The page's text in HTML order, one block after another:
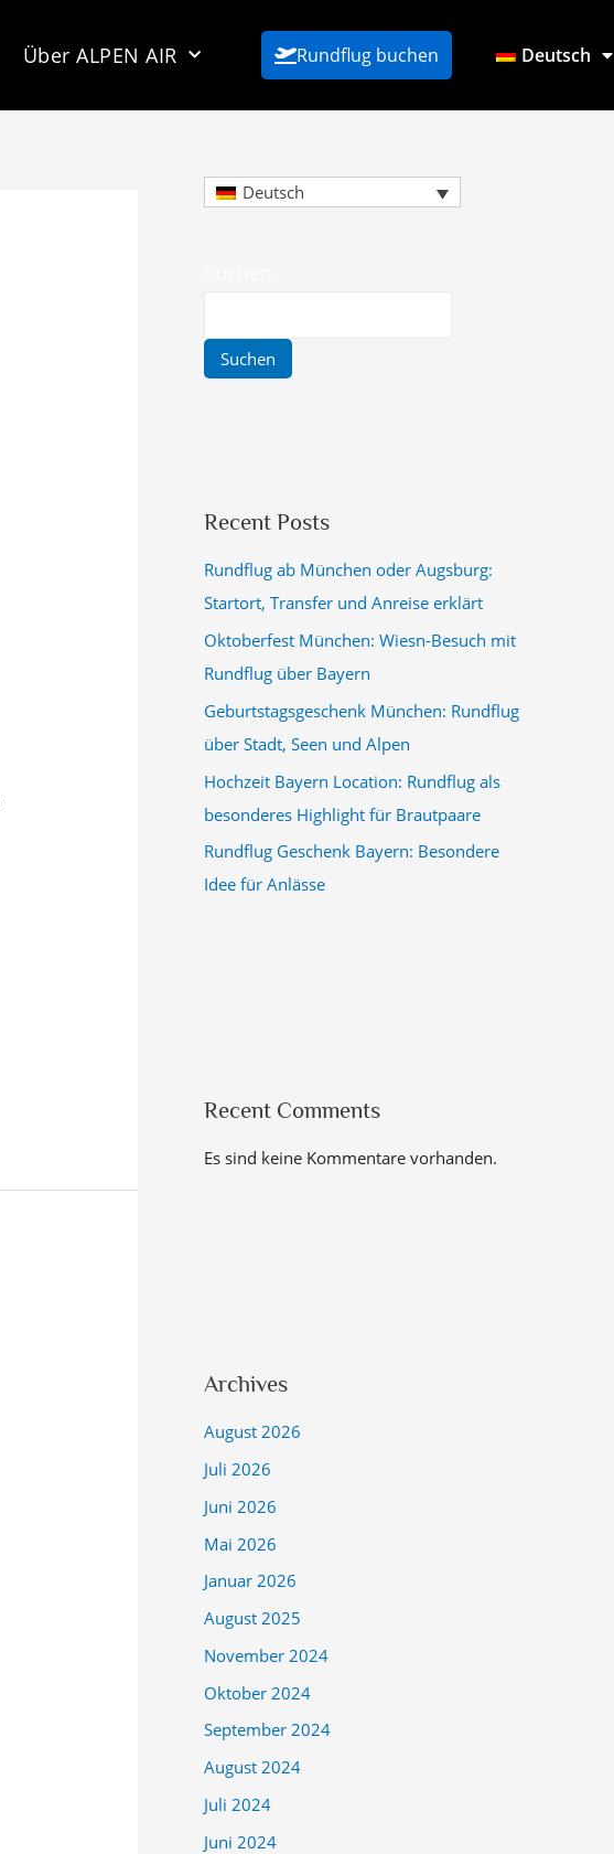
Über ALPEN AIR Rundflug buchen Deutsch
Deutsch
Suchen
Recent Posts
Rundflug ab München oder Augsburg:
Startort, Transfer und Anreise erklärt
Oktoberfest München: Wiesn-Besuch mit
Rundflug über Bayern
Geburtstagsgeschenk München: Rundflug
über Stadt, Seen und Alpen
Hochzeit Bayern Location: Rundflug als
besonderes Highlight für Brautpaare
Rundflug Geschenk Bayern: Besondere
Idee für Anlässe
Recent Comments
Es sind keine Kommentare vorhanden.
Archives
August 2026
Juli 2026
Juni 2026
Mai 2026
Januar 2026
August 2025
November 2024
Oktober 2024
September 2024
August 2024
Juli 2024
Juni 2024